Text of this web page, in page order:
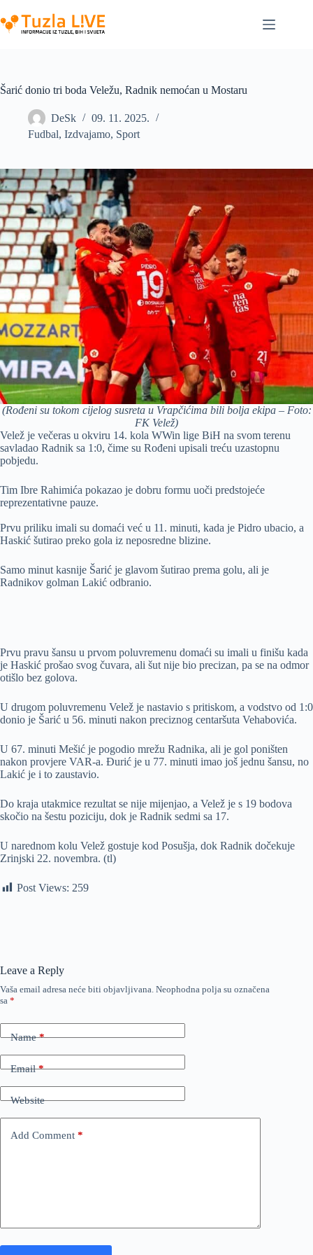
to
content
Šarić donio tri boda Veležu, Radnik nemoćan u Mostaru
DeSk
09. 11. 2025.
Fudbal, Izdvajamo, Sport
(Rođeni su tokom cijelog susreta u Vrapčićima bili bolja ekipa – Foto:
FK Velež)
Velež je večeras u okviru 14. kola WWin lige BiH na svom terenu
savladao Radnik sa 1:0, čime su Rođeni upisali treću uzastopnu
pobjedu.
Tim Ibre Rahimića pokazao je dobru formu uoči predstojeće
reprezentativne pauze.
Prvu priliku imali su domaći već u 11. minuti, kada je Pidro ubacio, a
Haskić šutirao preko gola iz neposredne blizine.
Samo minut kasnije Šarić je glavom šutirao prema golu, ali je
Radnikov golman Lakić odbranio.
Prvu pravu šansu u prvom poluvremenu domaći su imali u finišu kada
je Haskić prošao svog čuvara, ali šut nije bio precizan, pa se na odmor
otišlo bez golova.
U drugom poluvremenu Velež je nastavio s pritiskom, a vodstvo od 1:0
donio je Šarić u 56. minuti nakon preciznog centaršuta Vehabovića.
U 67. minuti Mešić je pogodio mrežu Radnika, ali je gol poništen
nakon provjere VAR-a. Đurić je u 77. minuti imao još jednu šansu, no
Lakić je i to zaustavio.
Do kraja utakmice rezultat se nije mijenjao, a Velež je s 19 bodova
skočio na šestu poziciju, dok je Radnik sedmi sa 17.
U narednom kolu Velež gostuje kod Posušja, dok Radnik dočekuje
Zrinjski 22. novembra. (tl)
Post Views: 259
Leave a Reply
Vaša email adresa neće biti objavljivana. Neophodna polja su označena
sa *
Name*
Email*
Website
Add Comment *